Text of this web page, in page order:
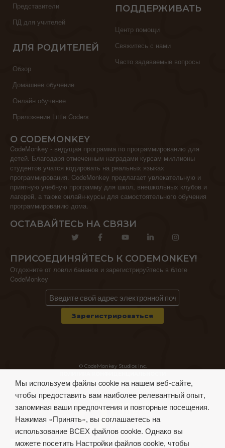
Представители
ПД для учителей
ДЛЯ РОДИТЕЛЕЙ
Обзор
Домашнее обучение
Онлайн обучение
Приложение Little Coders
ПОДДЕРЖИВАТЬ
Центр помощи
Свяжитесь с нами
Часто задаваемые вопросы
О CODEMONKEY
CodeMonkey - ведущая программа по программированию для
детей. Благодаря отмеченным наградами курсам миллионы
студентов учатся кодировать на реальных языках
программирования. CodeMonkey предлагает увлекательную и
приятную учебную программу для школ, внешкольных клубов и
лагерей, а также онлайн-курсы для самостоятельного обучения
программированию дома.
ОСТАВАЙТЕСЬ НА СВЯЗИ
ПРИСОЕДИНЯЙТЕСЬ К CODEMONKEY!
Отдохните от ловли бананов и зарегистрируйтесь в блоге
CodeMonkey
© CodeMonkey Studios Inc.
Условия использования
Мы используем файлы cookie на нашем веб-сайте,
чтобы предоставить вам наиболее релевантный опыт,
запоминая ваши предпочтения и повторные посещения.
Нажимая «Принять», вы соглашаетесь на
использование ВСЕХ файлов cookie. Однако вы
можете посетить Настройки файлов cookie, чтобы